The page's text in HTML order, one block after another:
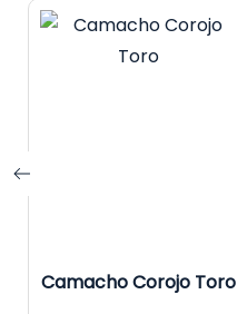
Camacho Corojo Toro